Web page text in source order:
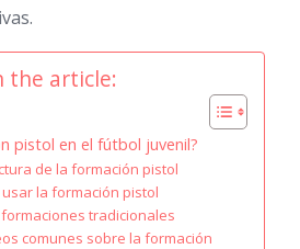
the article:
pistol en el fútbol juvenil?
de la formación pistol
la formación pistol
tradicionales
comunes sobre la formación